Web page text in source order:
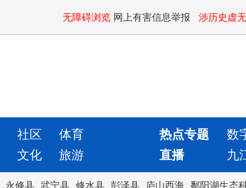
无障碍浏览 网上有害信息举报 涉历史虚
社区 体育 热点专题 数
文化 旅游 直播 九
永修县 武宁县 修水县 彭泽县 庐山西海 鄱阳湖生态